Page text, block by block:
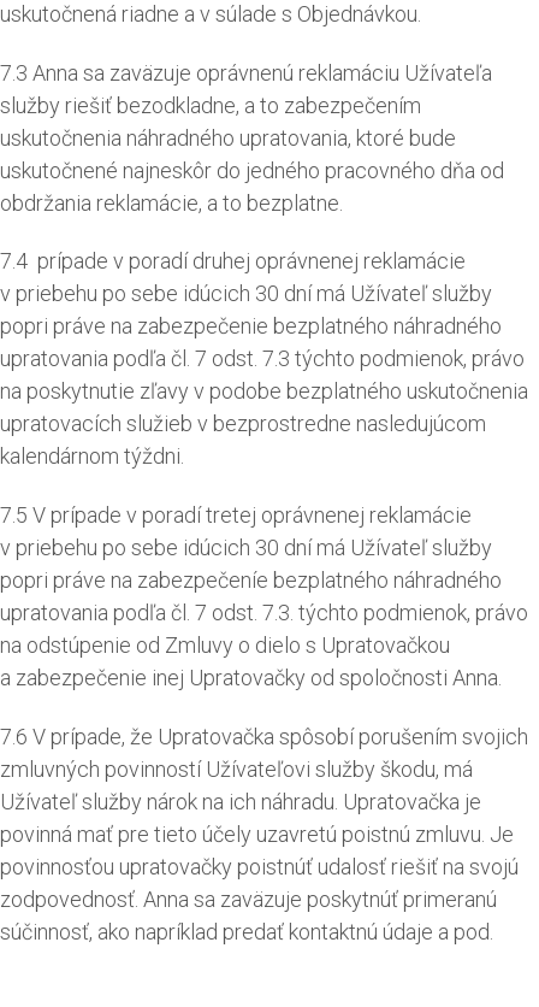
uskutočnená riadne a v súlade s Objednávkou.
7.3 Anna sa zaväzuje oprávnenú reklamáciu Užívateľa
služby riešiť bezodkladne, a to zabezpečením
uskutočnenia náhradného upratovania, ktoré bude
uskutočnené najneskôr do jedného pracovného dňa od
obdržania reklamácie, a to bezplatne.
7.4 prípade v poradí druhej oprávnenej reklamácie
v priebehu po sebe idúcich 30 dní má Užívateľ služby
popri práve na zabezpečenie bezplatného náhradného
upratovania podľa čl. 7 odst. 7.3 týchto podmienok, právo
na poskytnutie zľavy v podobe bezplatného uskutočnenia
upratovacích služieb v bezprostredne nasledujúcom
kalendárnom týždni.
7.5 V prípade v poradí tretej oprávnenej reklamácie
v priebehu po sebe idúcich 30 dní má Užívateľ služby
popri práve na zabezpečeníe bezplatného náhradného
upratovania podľa čl. 7 odst. 7.3. týchto podmienok, právo
na odstúpenie od Zmluvy o dielo s Upratovačkou
a zabezpečenie inej Upratovačky od spoločnosti Anna.
7.6 V prípade, že Upratovačka spôsobí porušením svojich
zmluvných povinností Užívateľovi služby škodu, má
Užívateľ služby nárok na ich náhradu. Upratovačka je
povinná mať pre tieto účely uzavretú poistnú zmluvu. Je
povinnosťou upratovačky poistnúť udalosť riešiť na svojú
zodpovednosť. Anna sa zaväzuje poskytnúť primeranú
súčinnosť, ako napríklad predať kontaktnú údaje a pod.